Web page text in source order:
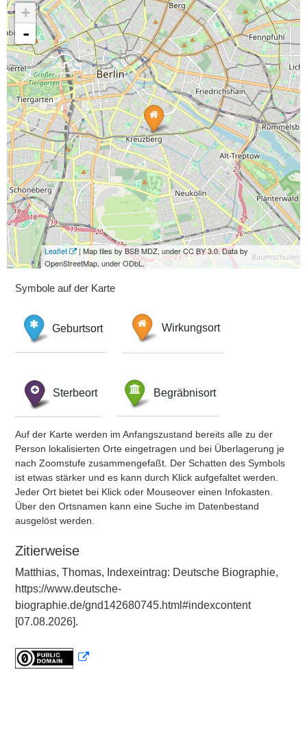
+
-
Leaflet
| Map tiles by BSB MDZ, under CC BY 3.0. Data by
OpenStreetMap, under ODbL.
Symbole auf der Karte
Geburtsort Wirkungsort
Sterbeort Begräbnisort
Auf der Karte werden im Anfangszustand bereits alle zu der
Person lokalisierten Orte eingetragen und bei Überlagerung je
nach Zoomstufe zusammengefaßt. Der Schatten des Symbols
ist etwas stärker und es kann durch Klick aufgefaltet werden.
Jeder Ort bietet bei Klick oder Mouseover einen Infokasten.
Über den Ortsnamen kann eine Suche im Datenbestand
ausgelöst werden.
Zitierweise
Matthias, Thomas, Indexeintrag: Deutsche Biographie,
https://www.deutsche-
biographie.de/gnd142680745.html#indexcontent
[07.08.2026].